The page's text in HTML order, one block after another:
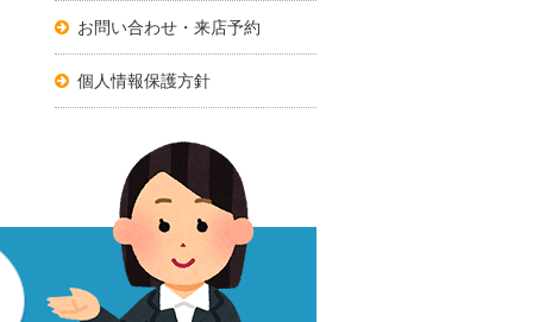
お問い合わせ・来店予約
個人情報保護方針